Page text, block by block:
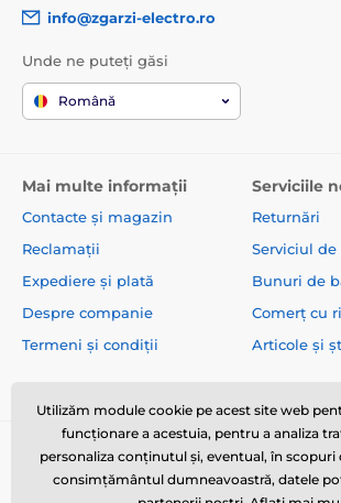
info@zgarzi-electro.ro
Unde ne puteți găsi
Română
Mai multe informații
Contacte și magazin
Reclamații
Expediere și plată
Despre companie
Termeni și condiții
Serviciile
Returnări
Serviciul
Bunuri de
Comerț cu
Articole și
Utilizăm module cookie pe acest site web
funcționare a acestuia, pentru a analiza
personaliza conținutul și, eventual, în scopuri
consimțământul dumneavoastră, datele